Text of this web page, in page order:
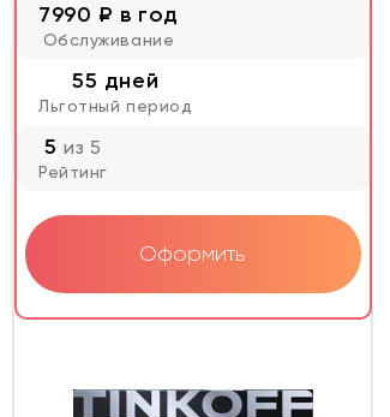
7990 ₽ в год
Обслуживание
55 дней
Льготный период
5из 5
Рейтинг
Оформить